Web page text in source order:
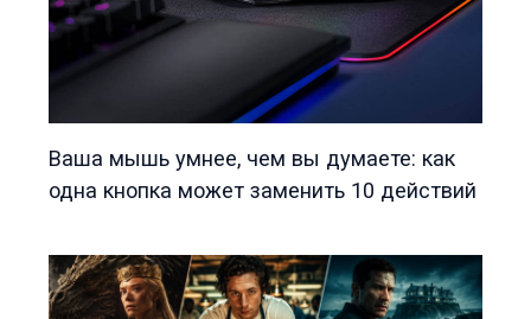
Ваша мышь умнее, чем вы думаете: как
одна кнопка может заменить 10 действий